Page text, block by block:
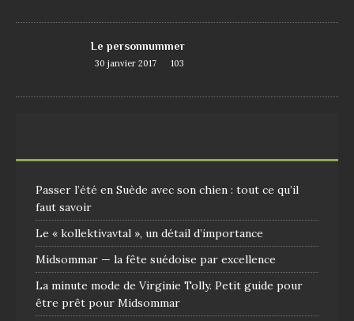
Le personnummer
30 janvier 2017 103
Passer l’été en Suède avec son chien : tout ce qu’il
faut savoir
Le « kollektivavtal », un détail d’importance
Midsommar — la fête suédoise par excellence
La minute mode de Virginie Tolly. Petit guide pour
être prêt pour Midsommar